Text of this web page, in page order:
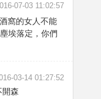
07-03 11:02:57
窩的女人不能
埃落定，你們
03-14 01:27:52
開森